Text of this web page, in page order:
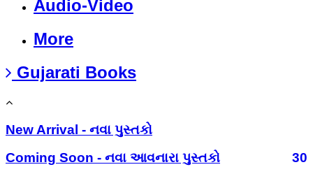
Audio-Video
More
Gujarati Books
New Arrival - નવા પુસ્તકો
Coming Soon - નવા આવનારા પુસ્તકો
30